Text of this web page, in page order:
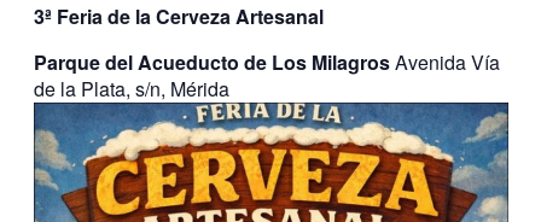
3ª Feria de la Cerveza Artesanal
Parque del Acueducto de Los MilagrosAvenida Vía
de la Plata, s/n, Mérida